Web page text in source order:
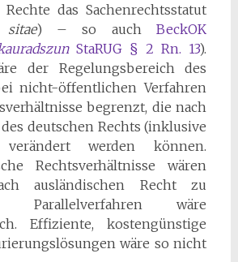
das Sachenrechtsstatut
) – so auchBeckOK
StaRUG § 2 Rn. 13).
der Regelungsbereich des
nicht-öffentlichen Verfahren
begrenzt, die nach
deutschen Rechts (inklusive
verändert werden können.
Rechtsverhältnisse wären
ausländischen Recht zu
Parallelverfahren wäre
Effiziente, kostengünstige
wäre so nicht